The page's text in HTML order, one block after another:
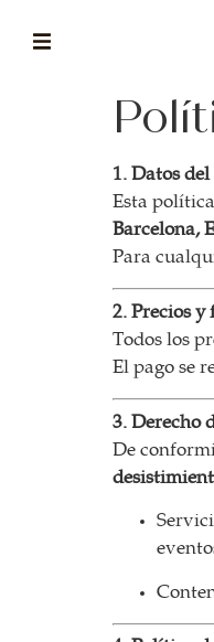
la historia de fórum
el blog de fórum es tu brújula
MAGAZINE
no es una revista cualquiera
ASOCIADOS
conoce a nuestros asociados
FORMACIONES
el café siempre tiene algo
¡te imaginas vivir de tu
1. Datos
Esta
Barcelona,
Para
2. Precios y
Todos los
El pago se
3. Derecho
De